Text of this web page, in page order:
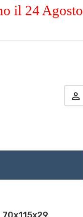
il 24 Agosto
